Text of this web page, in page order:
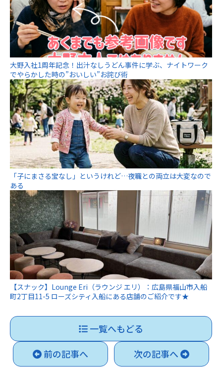
大野入社1周年記念！出汁なしうどん事件に学ぶ、ナイトワーク
でやらかした時の”おいしい”お詫び術
「子にまさる宝なし」というけれど…夜職との両立は大変なので
ある
【スナック】Lounge Eri（ラウンジ エリ）：広島県福山市入船
町2丁目11-5 ローズシティ入船にある店舗のご紹介です★
一覧へもどる
前の記事へ
次の記事へ